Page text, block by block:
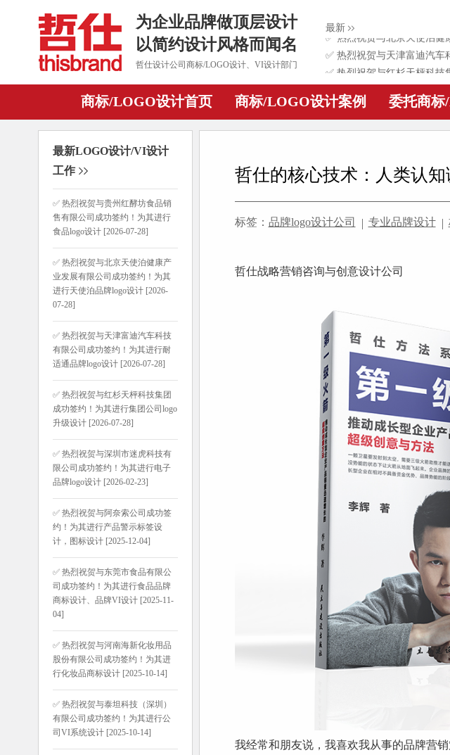
为企业品牌做顶层设计
以简约设计风格而闻名
哲仕设计公司商标/LOGO设计、VI设计部门
最新
成功签约！为其进行食品logo
✅ 热烈祝贺与北京天使泊健
为其进行集团公司logo升级
✅ 热烈祝贺与深圳市迷虎科
签约！为其进行电子品牌
商标/LOGO设计首页 商标/LOGO设计案例 委托商
最新LOGO设计/VI设计
工作
✅ 热烈祝贺与贵州红酵坊食品销
售有限公司成功签约！为其进行
食品logo设计 [2026-07-28]
✅ 热烈祝贺与北京天使泊健康产
业发展有限公司成功签约！为其
进行天使泊品牌logo设计 [2026-
07-28]
✅ 热烈祝贺与天津富迪汽车科技
有限公司成功签约！为其进行耐
适通品牌logo设计 [2026-07-28]
✅ 热烈祝贺与红杉天枰科技集团
成功签约！为其进行集团公司logo
升级设计 [2026-07-28]
✅ 热烈祝贺与深圳市迷虎科技有
限公司成功签约！为其进行电子
品牌logo设计 [2026-02-23]
✅ 热烈祝贺与阿奈索公司成功签
约！为其进行产品警示标签设
计，图标设计 [2025-12-04]
✅ 热烈祝贺与东莞市食品有限公
司成功签约！为其进行食品品牌
商标设计、品牌VI设计 [2025-11-
04]
✅ 热烈祝贺与河南海新化妆用品
股份有限公司成功签约！为其进
行化妆品商标设计 [2025-10-14]
✅ 热烈祝贺与泰坦科技（深圳）
有限公司成功签约！为其进行公
司VI系统设计 [2025-10-14]
哲仕的核心技术：人类认
标签： 品牌logo设计公司 专业品牌设计
哲仕战略营销咨询与创意设计公司
我经常和朋友说，我喜欢我从事的品牌营